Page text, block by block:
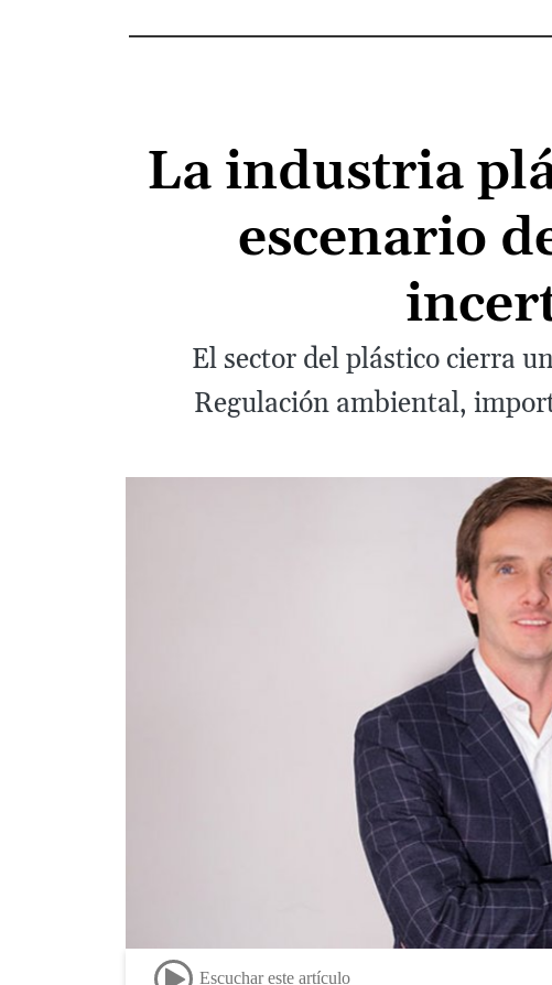
La industria
escenario
El sector del plástico cierra
Regulación ambiental,
Escuchar este artículo